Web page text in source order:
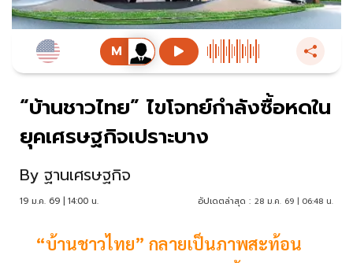
“บ้านชาวไทย” ไขโจทย์กำลังซื้อหดใน
ยุคเศรษฐกิจเปราะบาง
By ฐานเศรษฐกิจ
19 ม.ค. 69 | 14:00 น. อัปเดตล่าสุด : 28 ม.ค. 69 | 06:48 น.
“บ้านชาวไทย” กลายเป็นภาพสะท้อน